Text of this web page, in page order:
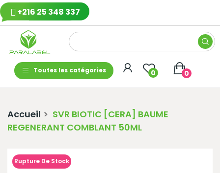
+216 25 348 337
Toutes les catégories 0 0
Accueil
SVR BIOTIC [CERA] BAUME
REGENERANT COMBLANT 50ML
Rupture De Stock